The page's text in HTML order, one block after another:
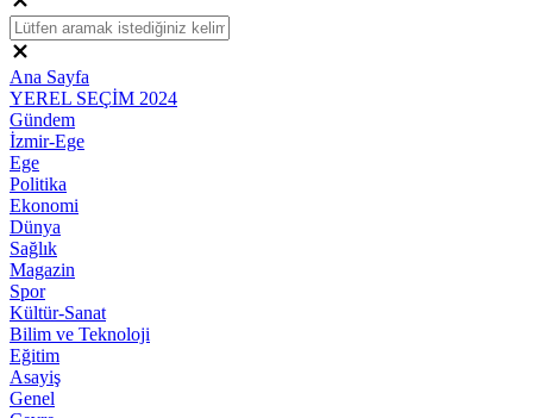
Ana Sayfa
YEREL SEÇİM 2024
Gündem
İzmir-Ege
Ege
Politika
Ekonomi
Dünya
Sağlık
Magazin
Spor
Kültür-Sanat
Bilim ve Teknoloji
Eğitim
Asayiş
Genel